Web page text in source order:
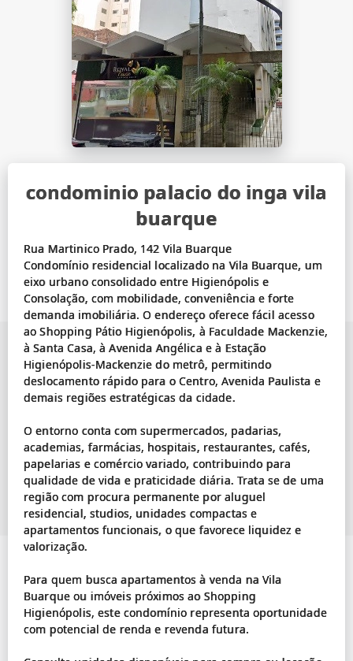
condominio palacio do inga vila
buarque
Rua Martinico Prado, 142 Vila Buarque
Condomínio residencial localizado na Vila Buarque, um
eixo urbano consolidado entre Higienópolis e
Consolação, com mobilidade, conveniência e forte
demanda imobiliária. O endereço oferece fácil acesso
ao Shopping Pátio Higienópolis, à Faculdade Mackenzie,
à Santa Casa, à Avenida Angélica e à Estação
Higienópolis-Mackenzie do metrô, permitindo
deslocamento rápido para o Centro, Avenida Paulista e
demais regiões estratégicas da cidade.
O entorno conta com supermercados, padarias,
academias, farmácias, hospitais, restaurantes, cafés,
papelarias e comércio variado, contribuindo para
qualidade de vida e praticidade diária. Trata se de uma
região com procura permanente por aluguel
residencial, studios, unidades compactas e
apartamentos funcionais, o que favorece liquidez e
valorização.
Para quem busca apartamentos à venda na Vila
Buarque ou imóveis próximos ao Shopping
Higienópolis, este condomínio representa oportunidade
com potencial de renda e revenda futura.